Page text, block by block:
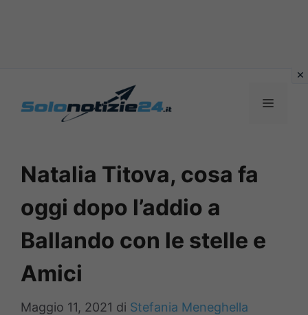
MENU
Natalia Titova, cosa fa
oggi dopo l’addio a
Ballando con le stelle e
Amici
Maggio 11, 2021 di Stefania Meneghella